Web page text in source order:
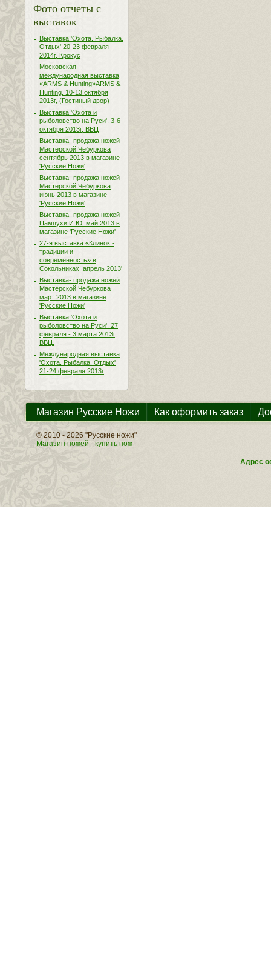
Фото отчеты с
выставок
Выставка 'Охота. Рыбалка.
Отдых' 20-23 февраля
2014г, Крокус
Московская
международная выставка
«ARMS & Hunting»ARMS &
Hunting. 10-13 октября
2013г, (Гостиный двор)
Выставка 'Охота и
рыболовство на Руси'. 3-6
октября 2013г, ВВЦ
Выставка- продажа ножей
Мастерской Чебуркова
сентябрь 2013 в магазине
'Русские Ножи'
Выставка- продажа ножей
Мастерской Чебуркова
июнь 2013 в магазине
'Русские Ножи'
Выставка- продажа ножей
Пампухи И.Ю. май 2013 в
магазине 'Русские Ножи'
27-я выставка «Клинок -
традиции и
современность» в
Сокольниках! апрель 2013'
Выставка- продажа ножей
Мастерской Чебуркова
март 2013 в магазине
'Русские Ножи'
Выставка 'Охота и
рыболовство на Руси'. 27
февраля - 3 марта 2013г,
ВВЦ.
Международная выставка
'Охота. Рыбалка. Отдых'
21-24 февраля 2013г
Магазин Русские Ножи Как оформить заказ
© 2010 - 2026 "Русские ножи"
Магазин ножей - купить нож
Адрес